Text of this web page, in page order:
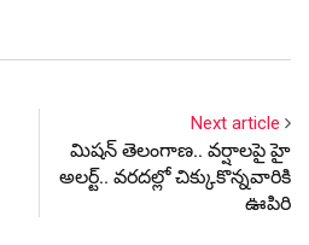
Next article
మిష‌న్ తెలంగాణ‌.. వ‌ర్షాల‌పై హై
అల‌ర్ట్‌.. వ‌ర‌ద‌ల్లో చిక్కుకొన్నవారికి
ఊపిరి